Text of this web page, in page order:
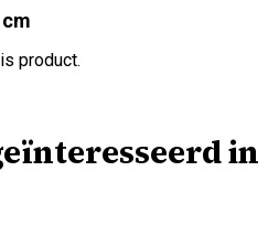
product.
in